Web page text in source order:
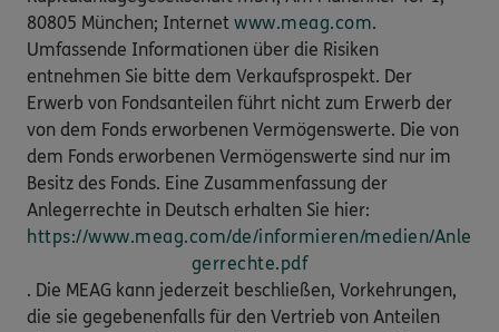
80805 München; Internet www.meag.com.
Umfassende Informationen über die Risiken
entnehmen Sie bitte dem Verkaufsprospekt. Der
Erwerb von Fondsanteilen führt nicht zum Erwerb der
von dem Fonds erworbenen Vermögenswerte. Die von
dem Fonds erworbenen Vermögenswerte sind nur im
Besitz des Fonds. Eine Zusammenfassung der
Anlegerrechte in Deutsch erhalten Sie hier:
https://www.meag.com/de/informieren/medien/Anle
gerrechte.pdf
. Die MEAG kann jederzeit beschließen, Vorkehrungen,
die sie gegebenenfalls für den Vertrieb von Anteilen